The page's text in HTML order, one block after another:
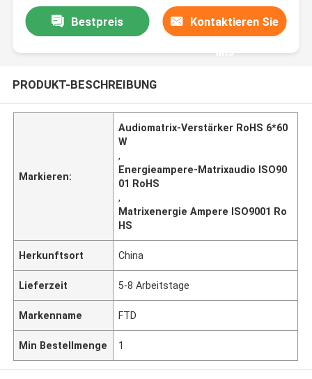
Bestpreis Kontaktieren Sie
uns
PRODUKT-BESCHREIBUNG
Markieren:
Audiomatrix-Verstärker RoHS 6*60
W
,
Energieampere-Matrixaudio ISO90
01 RoHS
,
Matrixenergie Ampere ISO9001 Ro
HS
Herkunftsort China
Lieferzeit 5-8 Arbeitstage
Markenname FTD
Min Bestellmenge 1